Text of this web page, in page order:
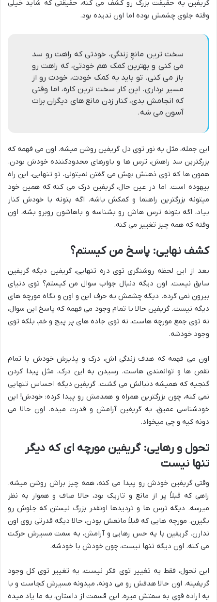
گریفین یه حقیقت بزرگ رو کشف می کنه، حقیقتی که شاید خیلی
وقته جلوی چشمش بوده اما اون ندیده بود.
سخت ترین مانعِ زندگی، خودتی که راهت رو سد
می کنی و بهترین کمک هم خودتی، که راهت رو
باز می کنی. تو باید به کمک خودت، خودت رو از
مسیر برداری. این کار سخت ترین کاره، اما وقتی
که انجامش بدی، کنار زدن مانع های دیگران برات
آسون می شه.
این جمله، مثل یه نور توی دل گریفین روشن میشه. اون می فهمه که
بزرگترین سد راهش، ترس ها و باورهای محدودکننده خودش بودن.
همون ها که توی ذهنش بهش می گفتن نمیتونی، تو تنهایی، این راه
بیهوده است. اما در عین حال، گریفین درک می کنه که همین خود
میتونه بزرگترین راهنما و کمکش باشه. اگه بتونه با خودش کنار
بیاد، اگه بتونه ترس هاش رو بشناسه و باهاشون روبرو بشه، اون
وقته که همه چیز تغییر می کنه.
کشف نهایی: پاسخ من کیستم؟
بعد از این لحظه روشنگری توی دره تنهایی، گریفین دیگه گریفین
سابق نیست. اون دیگه دنبال جواب سوال من کیستم؟ توی دنیای
بیرون نمی گرده. دیگه چشمش به حرف این و اون و نگاه مورچه های
دیگه نیست. گریفین حالا با تمام وجود می فهمه که پاسخ این سوال،
نه توی جمع مورچه هاست، نه توی جاده های پر پیچ و خم، بلکه توی
وجود خودشه.
اون می فهمه که هدف زندگی اش، درک و پذیرش خودش با تمام
نقص ها و توانمندی هاست. رسیدن به این درک، مثل پیدا کردن
گنجیه که همیشه دنبالش می گشت. گریفین دیگه احساس تنهایی
نمی کنه، چون بزرگترین همراه و همدمش رو پیدا کرده: خودش! این
خودشناسی عمیق، به گریفین آرامش و قدرت میده. اون حالا می
دونه کیه و چی میخواد.
تحول و رهایی: گریفین مورچه ای که دیگر
تنها نیست
وقتی گریفین خودش رو پیدا می کنه، همه چیز براش روشن میشه.
راهی که قبلاً پر از مانع و تاریک بود، حالا صاف و هموار به نظر
میرسه. دیگه ترس ها و تردیدها اونقدر بزرگ نیستن که جلوش رو
بگیرن. مورچه هایی که قبلاً مانعش بودن، حالا دیگه قدرتی روی اون
ندارن. گریفین با یه حس رهایی و آرامش، به سمت مسیرش حرکت
می کنه. اون دیگه تنها نیست، چون خودش با خودشه.
این تحول، فقط یه تغییر توی فکر نیست، یه تغییر توی کل وجود
گریفینه. اون حالا هدفش رو می دونه، میدونه مسیرش کجاست و با
یه اراده قوی به سمتش میره. این قسمت از داستان، به ما یاد میده